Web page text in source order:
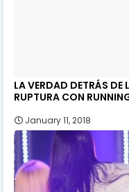
LA VERDAD DETRÁS DE
RUPTURA CON
January 11, 2018